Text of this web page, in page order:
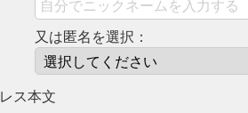
又は匿名を選択：
レス本文